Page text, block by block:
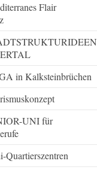
Flair
in Kalksteinbrüchen
UNI für